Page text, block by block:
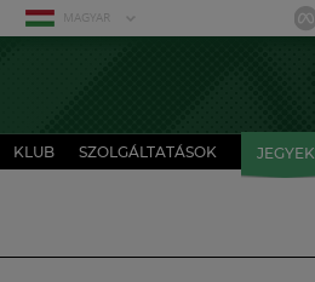
MAGYAR
KLUB SZOLGÁLTATÁSOK JEGYEK